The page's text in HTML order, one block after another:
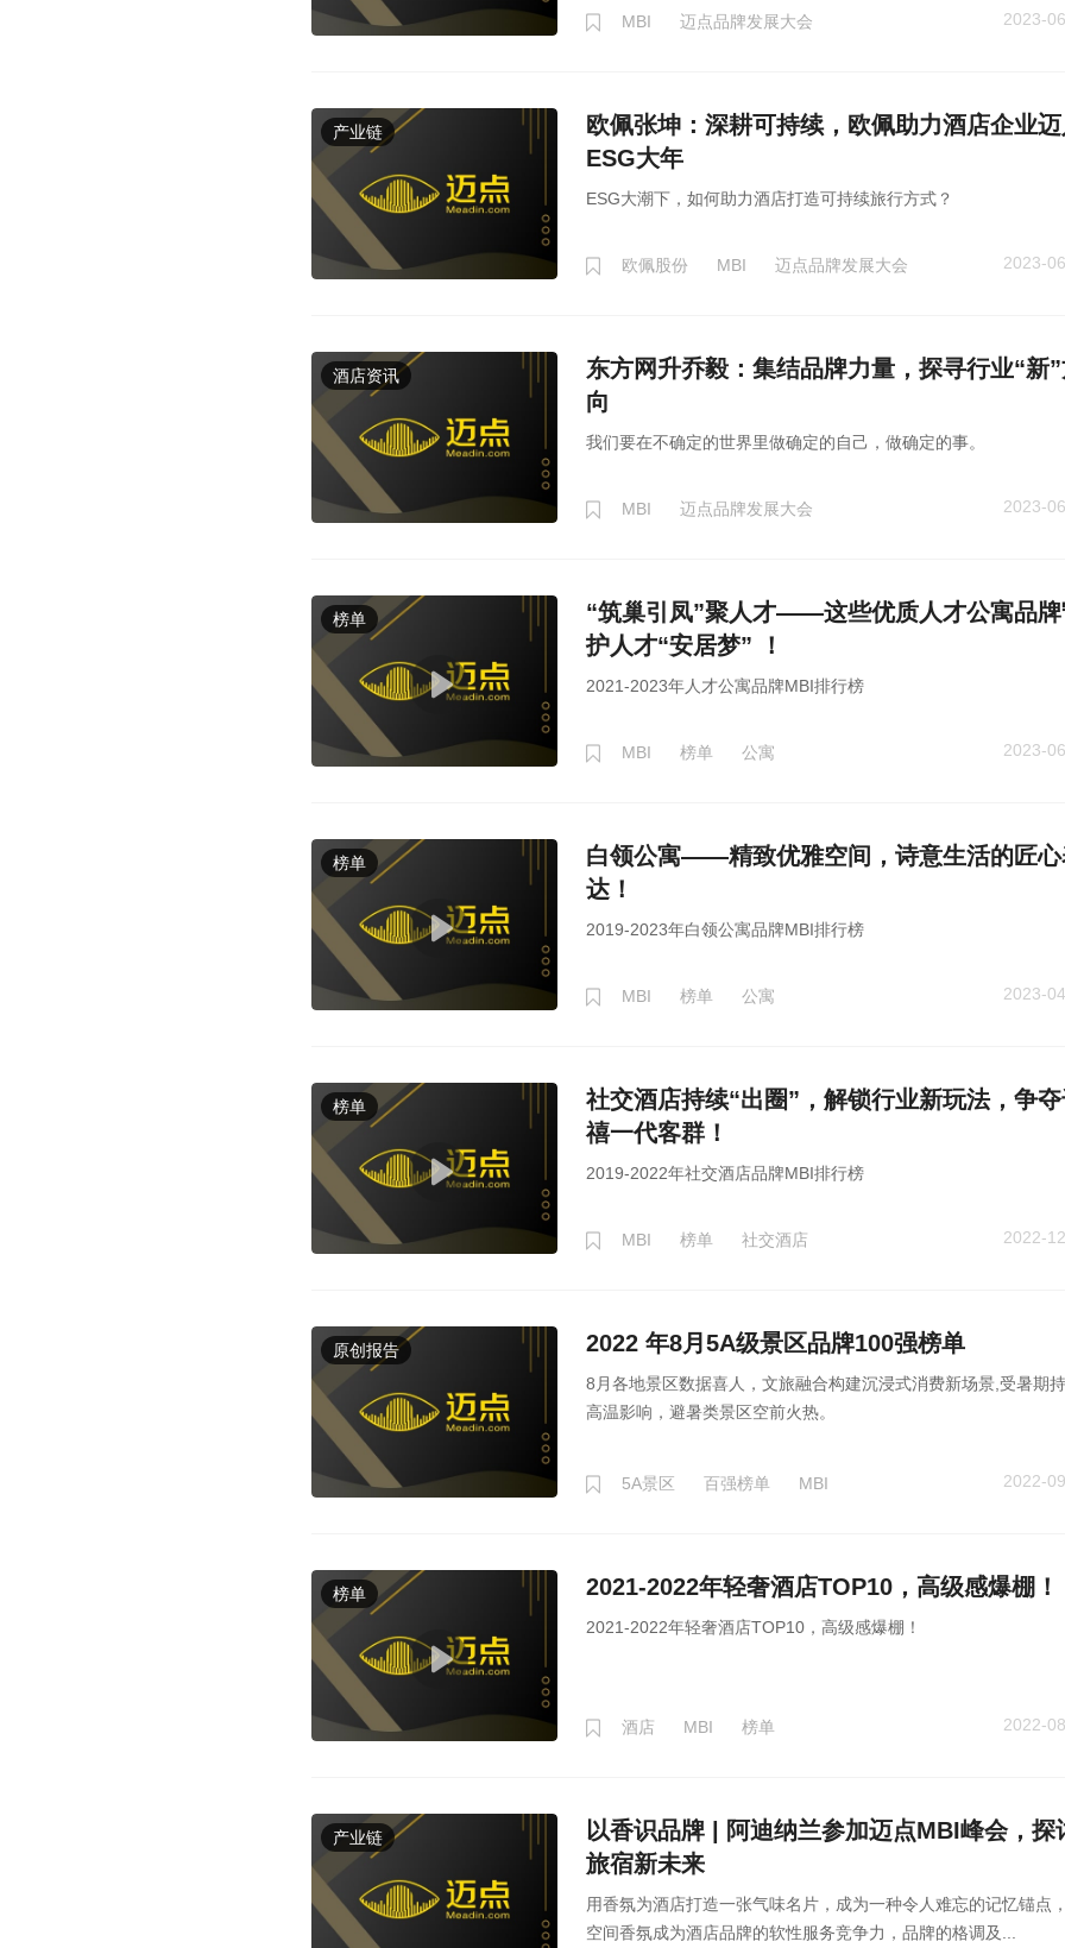
MBI 迈点品牌发展大会 2023-
产业链
欧佩张坤：深耕可持续，欧佩助力酒店企业迈
ESG大年
ESG大潮下，如何助力酒店打造可持续旅行方式？
欧佩股份 MBI 迈点品牌发展大会 2023-
酒店资讯
东方网升乔毅：集结品牌力量，探寻行业“新
向
我们要在不确定的世界里做确定的自己，做确定的事。
MBI 迈点品牌发展大会 2023-
榜单
“筑巢引凤”聚人才——这些优质人才公寓品
护人才“安居梦” ！
2021-2023年人才公寓品牌MBI排行榜
MBI 榜单 公寓 2023-
榜单
白领公寓——精致优雅空间，诗意生活的匠
达！
2019-2023年白领公寓品牌MBI排行榜
MBI 榜单 公寓 2023-
榜单
社交酒店持续“出圈”，解锁行业新玩法，争
禧一代客群！
2019-2022年社交酒店品牌MBI排行榜
MBI 榜单 社交酒店 2022-
原创报告 2022 年8月5A级景区品牌100强榜单
8月各地景区数据喜人，文旅融合构建沉浸式消费新场景,受暑期
高温影响，避暑类景区空前火热。
5A景区 百强榜单 MBI 2022-
榜单 2021-2022年轻奢酒店TOP10，高级感爆棚！
2021-2022年轻奢酒店TOP10，高级感爆棚！
酒店 MBI 榜单 2022-
产业链
以香识品牌 | 阿迪纳兰参加迈点MBI峰会，探
旅宿新未来
用香氛为酒店打造一张气味名片，成为一种令人难忘的记忆锚点
空间香氛成为酒店品牌的软性服务竞争力，品牌的格调及...